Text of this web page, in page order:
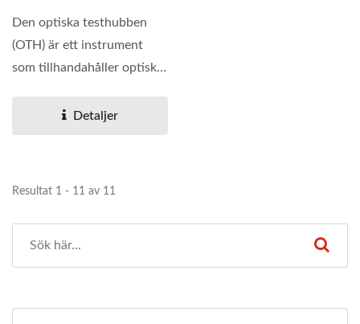
Den optiska testhubben
(OTH) är ett instrument
som tillhandahåller optiska
Detaljer
Resultat 1 - 11 av 11